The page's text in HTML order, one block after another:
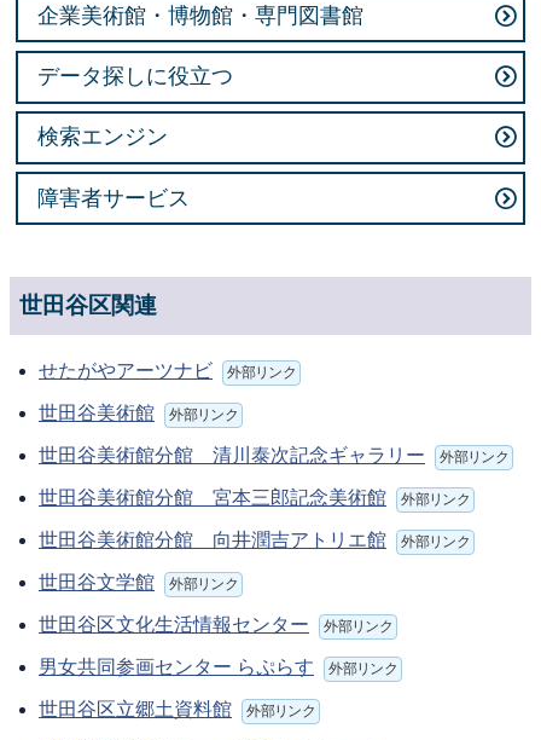
企業美術館・博物館・専門図書館
データ探しに役立つ
検索エンジン
障害者サービス
世田谷区関連
せたがやアーツナビ 外部リンク
世田谷美術館 外部リンク
世田谷美術館分館 清川泰次記念ギャラリー 外部リンク
世田谷美術館分館 宮本三郎記念美術館 外部リンク
世田谷美術館分館 向井潤吉アトリエ館 外部リンク
世田谷文学館 外部リンク
世田谷区文化生活情報センター 外部リンク
男女共同参画センター らぷらす 外部リンク
世田谷区立郷土資料館 外部リンク